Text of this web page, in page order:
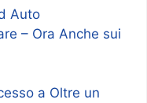
Auto
– Ora Anche sui
a Oltre un